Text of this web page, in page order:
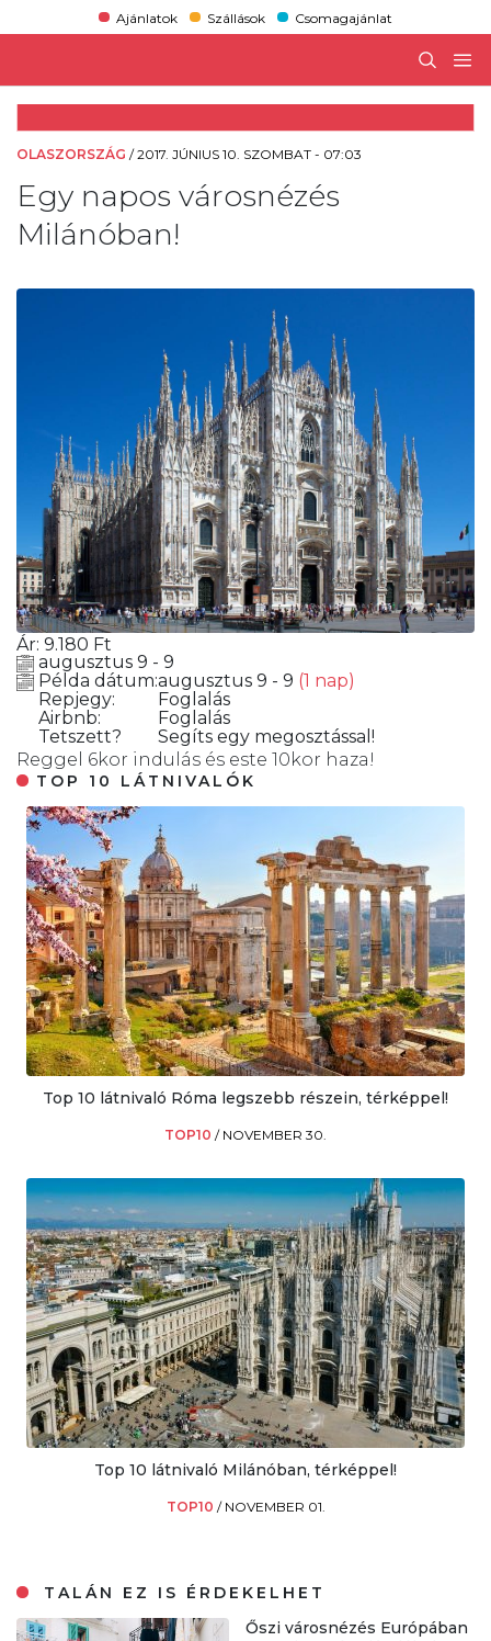
Ajánlatok Szállások Csomagajánlat
OLASZORSZÁG /2017. JÚNIUS 10. SZOMBAT - 07:03
Egy napos városnézés
Milánóban!
Ár: 9.180 Ft
augusztus 9 - 9
Példa dátum:augusztus 9 - 9 (1 nap)
Repjegy:
Foglalás
Airbnb:
Foglalás
Tetszett?
Segíts egy megosztással!
Reggel 6kor indulás és este 10kor haza!
TOP 10 LÁTNIVALÓK
Top 10 látnivaló Róma legszebb részein, térképpel!
TOP10 / NOVEMBER 30.
Top 10 látnivaló Milánóban, térképpel!
TOP10 / NOVEMBER 01.
TALÁN EZ IS ÉRDEKELHET
Őszi városnézés Európában